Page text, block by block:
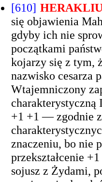
[610]
się objawienia
gdyby ich nie
początkami
kojarzy się z tym,
nazwisko cesarza
Wtajemniczony
+1 +1 — zgodnie
znaczeniu, bo nie
przekształcenie
sojusz z Żydami,